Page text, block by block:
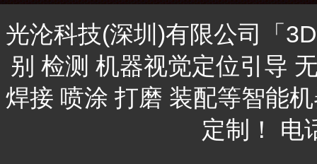
光沦科技(深圳)有限公司「
别 检测 机器视觉定位引导
焊接 喷涂 打磨 装配等智能
定制！ 电